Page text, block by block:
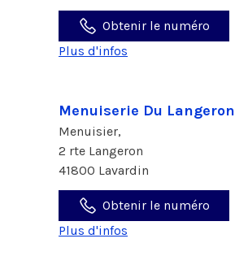
Obtenir le numéro
Plus d'infos
Menuiserie Du Langeron
Menuisier,
2 rte Langeron
41800 Lavardin
Obtenir le numéro
Plus d'infos